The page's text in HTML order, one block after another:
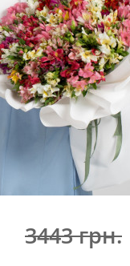
3443 грн.